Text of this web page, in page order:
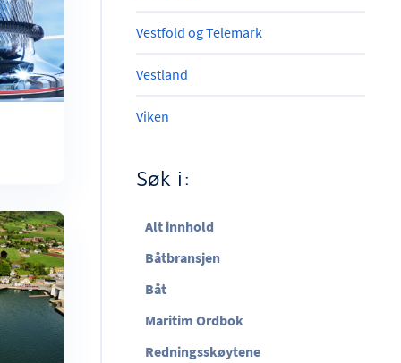
Vestfold og Telemark
Vestland
Viken
Søk i:
Alt innhold
Båtbransjen
Båt
Maritim Ordbok
Redningsskøytene